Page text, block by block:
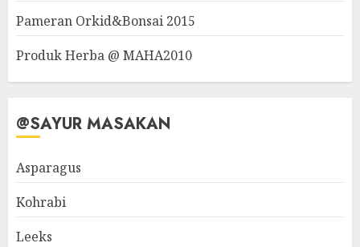
Pameran Orkid&Bonsai 2015
Produk Herba @ MAHA2010
@SAYUR MASAKAN
Asparagus
Kohrabi
Leeks